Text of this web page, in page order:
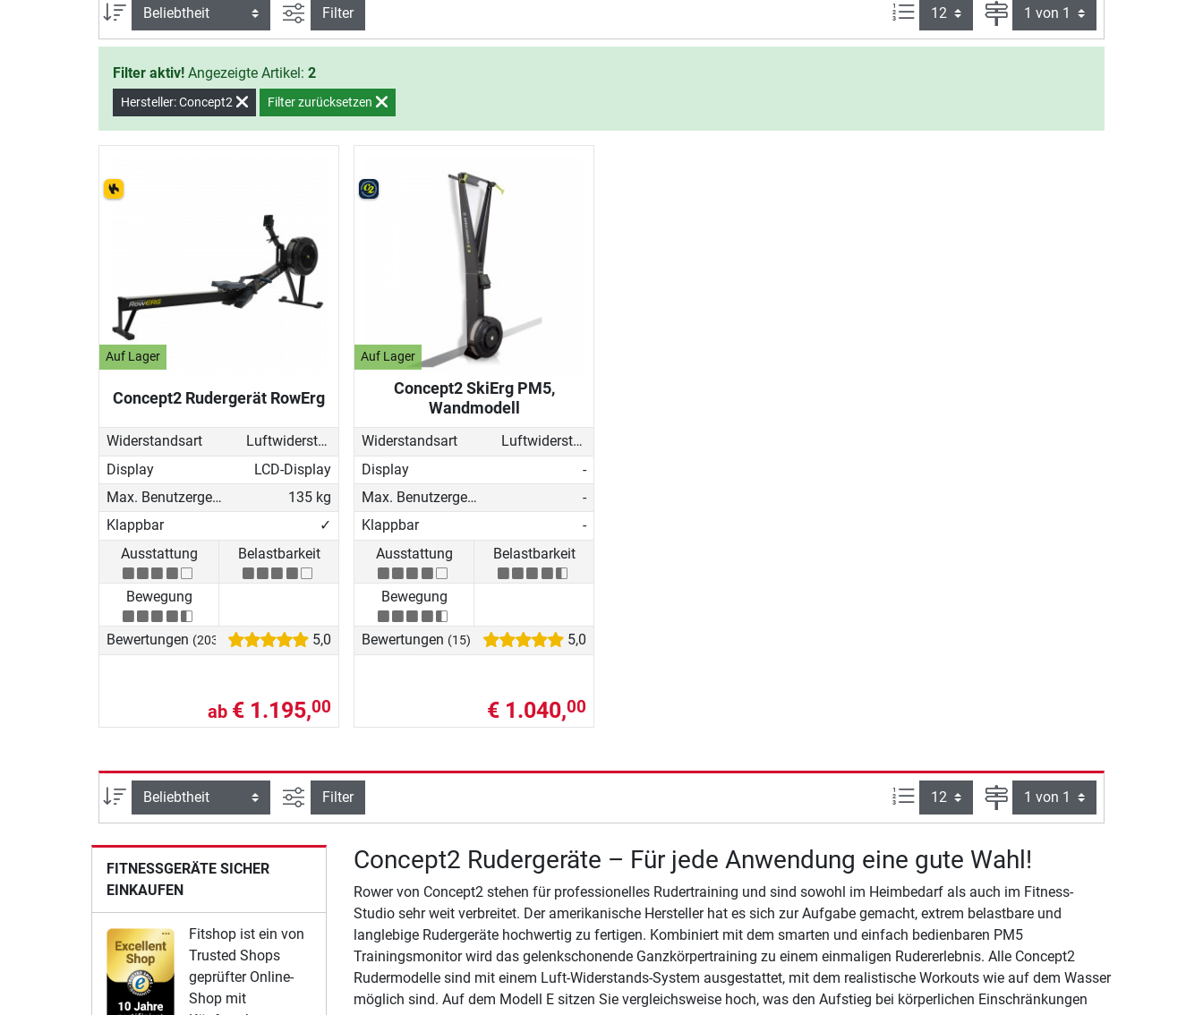
Sortierung Ansicht filtern
Filter Artikel pro Seite: Seite
Filter aktiv! Angezeigte Artikel: 2
Hersteller: Concept2 Filter zurücksetzen
Auf Lager
Concept2 Rudergerät RowErg
Widerstandsart
Luftwiderstand
Display
LCD-Display
Max. Benutzergewicht
135 kg
Klappbar
✓
Ausstattung
Belastbarkeit
Bewegung
Bewertungen (203) 5,0
ab € 1.195,00
Auf Lager
Concept2 SkiErg PM5,
Wandmodell
Widerstandsart
Luftwiderstand
Display
-
Max. Benutzergewicht
-
Klappbar
-
Ausstattung
Belastbarkeit
Bewegung
Bewertungen (15) 5,0
€ 1.040,00
Sortierung Ansicht filtern
Filter Artikel pro Seite: Seite
FITNESSGERÄTE SICHER
EINKAUFEN
Fitshop ist ein von
Trusted Shops
geprüfter Online-
Shop mit
Concept2 Rudergeräte – Für jede Anwendung eine gute Wahl!
Rower von Concept2 stehen für professionelles Rudertraining und sind sowohl im Heimbedarf als auch im Fitness-
Studio sehr weit verbreitet. Der amerikanische Hersteller hat es sich zur Aufgabe gemacht, extrem belastbare und
langlebige Rudergeräte hochwertig zu fertigen. Kombiniert mit dem smarten und einfach bedienbaren PM5
Trainingsmonitor wird das gelenkschonende Ganzkörpertraining zu einem einmaligen Rudererlebnis. Alle Concept2
Rudermodelle sind mit einem Luft-Widerstands-System ausgestattet, mit dem realistische Workouts wie auf dem Wasser
möglich sind. Auf dem Modell E sitzen Sie vergleichsweise hoch, was den Aufstieg bei körperlichen Einschränkungen